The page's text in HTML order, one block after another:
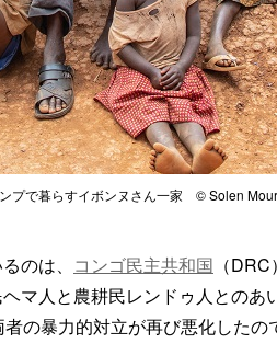
プで暮らすイボンヌさん一家 © Solen
のは、 コンゴ民主共和国 （
マ人と農耕民レンドゥ人とのあ
の暴力的対立が再び悪化した